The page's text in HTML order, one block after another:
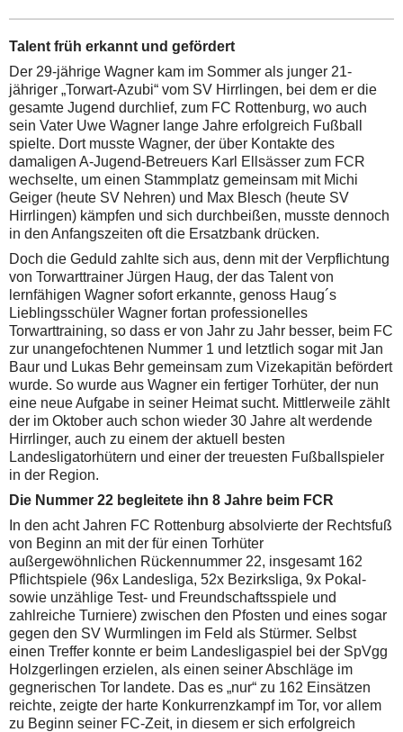
Talent früh erkannt und gefördert
Der 29-jährige Wagner kam im Sommer als junger 21-
jähriger „Torwart-Azubi“ vom SV Hirrlingen, bei dem er die
gesamte Jugend durchlief, zum FC Rottenburg, wo auch
sein Vater Uwe Wagner lange Jahre erfolgreich Fußball
spielte. Dort musste Wagner, der über Kontakte des
damaligen A-Jugend-Betreuers Karl Ellsässer zum FCR
wechselte, um einen Stammplatz gemeinsam mit Michi
Geiger (heute SV Nehren) und Max Blesch (heute SV
Hirrlingen) kämpfen und sich durchbeißen, musste dennoch
in den Anfangszeiten oft die Ersatzbank drücken.
Doch die Geduld zahlte sich aus, denn mit der Verpflichtung
von Torwarttrainer Jürgen Haug, der das Talent von
lernfähigen Wagner sofort erkannte, genoss Haug´s
Lieblingsschüler Wagner fortan professionelles
Torwarttraining, so dass er von Jahr zu Jahr besser, beim FC
zur unangefochtenen Nummer 1 und letztlich sogar mit Jan
Baur und Lukas Behr gemeinsam zum Vizekapitän befördert
wurde. So wurde aus Wagner ein fertiger Torhüter, der nun
eine neue Aufgabe in seiner Heimat sucht. Mittlerweile zählt
der im Oktober auch schon wieder 30 Jahre alt werdende
Hirrlinger, auch zu einem der aktuell besten
Landesligatorhütern und einer der treuesten Fußballspieler
in der Region.
Die Nummer 22 begleitete ihn 8 Jahre beim FCR
In den acht Jahren FC Rottenburg absolvierte der Rechtsfuß
von Beginn an mit der für einen Torhüter
außergewöhnlichen Rückennummer 22, insgesamt 162
Pflichtspiele (96x Landesliga, 52x Bezirksliga, 9x Pokal-
sowie unzählige Test- und Freundschaftsspiele und
zahlreiche Turniere) zwischen den Pfosten und eines sogar
gegen den SV Wurmlingen im Feld als Stürmer. Selbst
einen Treffer konnte er beim Landesligaspiel bei der SpVgg
Holzgerlingen erzielen, als einen seiner Abschläge im
gegnerischen Tor landete. Das es „nur“ zu 162 Einsätzen
reichte, zeigte der harte Konkurrenzkampf im Tor, vor allem
zu Beginn seiner FC-Zeit, in diesem er sich erfolgreich